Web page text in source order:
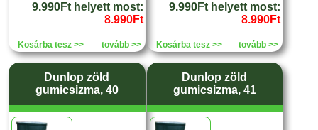
9.990Ft helyett most:
8.990Ft
Kosárba tesz >> tovább >>
9.990Ft helyett most:
8.990Ft
Kosárba tesz >> tovább >>
Dunlop zöld
gumicsizma, 40
Dunlop zöld
gumicsizma, 41